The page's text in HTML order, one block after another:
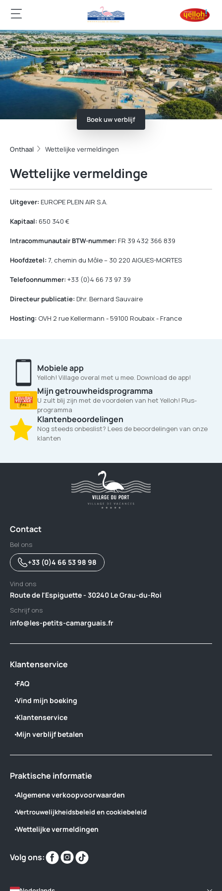
Boek uw verblijf
Onthaal Wettelijke vermeldingen
Wettelijke vermeldinge
Uitgever: EUROPE PLEIN AIR S.A.
Kapitaal: 650 340 €
Intracommunautair BTW-nummer: FR 39 432 366 839
Hoofdzetel: 7, chemin du Môle – 30 220 AIGUES-MORTES
Telefoonnummer: +33 (0)4 66 73 97 39
Directeur publicatie: Dhr. Bernard Sauvaire
Hosting: OVH 2 rue Kellermann - 59100 Roubaix - France
Mobiele app
Yelloh! Village overal met u mee. Download de app!
Mijn getrouwheidsprogramma
U zult blij zijn met de voordelen van het Yelloh! Plus-
programma
Klantenbeoordelingen
Nog steeds onbeslist? Lees de beoordelingen van onze
klanten
Contact
Bel ons
+33 (0)4 66 53 98 98
Vind ons
Route de l'Espiguette - 30240 Le Grau-du-Roi
Schrijf ons
info@les-petits-camarguais.fr
Klantenservice
FAQ
Vind mijn boeking
Klantenservice
Mijn verblijf betalen
Praktische informatie
Algemene verkoopvoorwaarden
Vertrouwelijkheidsbeleid en cookiebeleid
Wettelijke vermeldingen
Volg ons:
Vind
ons
Vind
ons